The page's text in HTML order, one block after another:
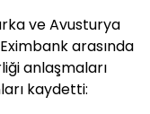
ve Avusturya
arasında
anlaşmaları
kaydetti: